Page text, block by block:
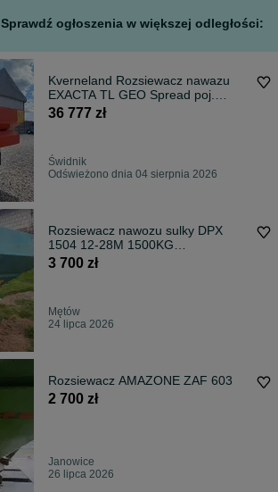
Sprawdź ogłoszenia w większej odległości:
Kverneland Rozsiewacz nawazu
EXACTA TL GEO Spread poj.
2150L Rozsiewacz nawazu
36 777 zł
Świdnik
Odświeżono dnia 04 sierpnia 2026
Rozsiewacz nawozu sulky DPX
1504 12-28M 1500KG
hydraulicznie otwierany na 2 strony
3 700 zł
Mętów
24 lipca 2026
Rozsiewacz AMAZONE ZAF 603
2 700 zł
Janowice
26 lipca 2026